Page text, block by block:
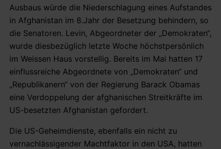
Ausbaus würde die Niederschlagung eines Aufstandes
in Afghanistan im 8.Jahr der Besetzung behindern, so
die Senatoren. Levin, Abgeordneter der „Demokraten“,
wurde diesbezüglich letzte Woche höchstpersönlich
im Weissen Haus vorstellig. Bereits im Mai hatten 17
einflussreiche Abgeordnete von „Demokraten“ und
„Republikanern“ von der Regierung Barack Obamas
eine Verdoppelung der afghanischen Streitkräfte im
US-besetzten Afghanistan gefordert.
Die US-Geheimdienste, ebenfalls ein nicht zu
vernachlässigender Machtfaktor in den USA, hatten